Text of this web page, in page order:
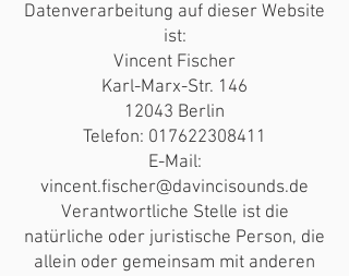
Datenverarbeitung auf dieser Website
ist:
Vincent Fischer
Karl-Marx-Str. 146
12043 Berlin
Telefon: 017622308411
E-Mail:
vincent.fischer@davincisounds.de
Verantwortliche Stelle ist die
natürliche oder juristische Person, die
allein oder gemeinsam mit anderen